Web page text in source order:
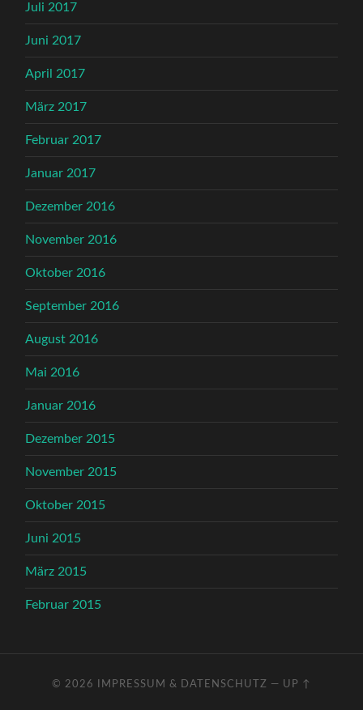
Juli 2017
Juni 2017
April 2017
März 2017
Februar 2017
Januar 2017
Dezember 2016
November 2016
Oktober 2016
September 2016
August 2016
Mai 2016
Januar 2016
Dezember 2015
November 2015
Oktober 2015
Juni 2015
März 2015
Februar 2015
© 2026 IMPRESSUM & DATENSCHUTZ — UP ↑